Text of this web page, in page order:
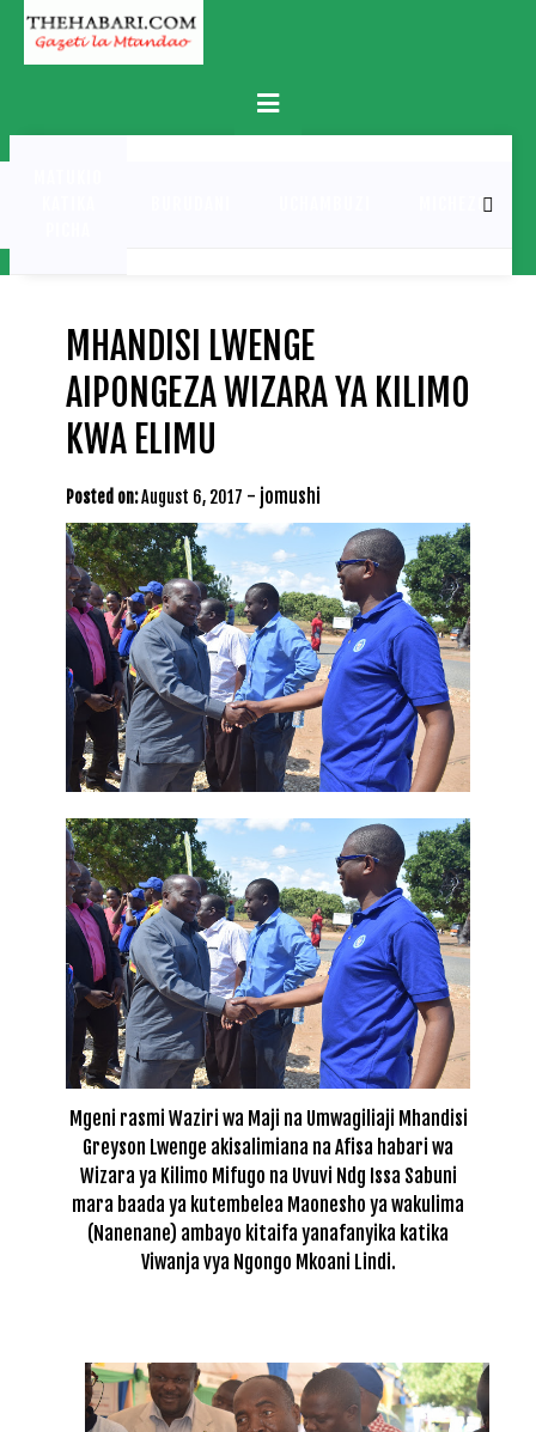
Skip
content
Primary
Menu
MICHEZO
MHANDISI LWENGE
AIPONGEZA WIZARA YA KILIMO
KWA ELIMU
Posted on:August 6, 2017 - jomushi
Mgeni rasmi Waziri wa Maji na Umwagiliaji Mhandisi
Greyson Lwenge akisalimiana na Afisa habari wa
Wizara ya Kilimo Mifugo na Uvuvi Ndg Issa Sabuni
mara baada ya kutembelea Maonesho ya wakulima
(Nanenane) ambayo kitaifa yanafanyika katika
Viwanja vya Ngongo Mkoani Lindi.